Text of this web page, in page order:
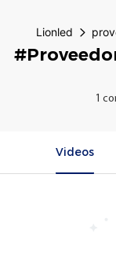
Lionled
1
Videos